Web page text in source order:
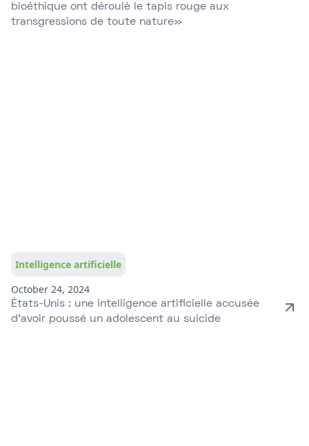
bioéthique ont déroulé le tapis rouge aux
transgressions de toute nature»
Intelligence artificielle
October 24, 2024
États-Unis : une intelligence artificielle accusée
d’avoir poussé un adolescent au suicide